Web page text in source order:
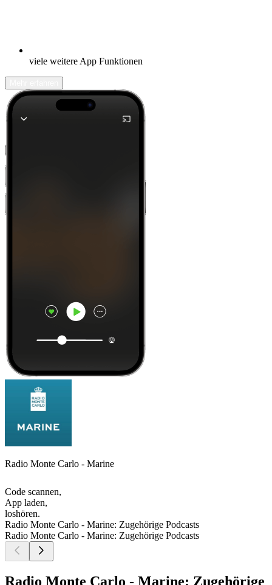
viele weitere App Funktionen
Radio Monte Carlo - Marine
Code scannen,
App laden,
loshören.
Radio Monte Carlo - Marine: Zugehörige Podcasts
Radio Monte Carlo - Marine: Zugehörige Podcasts
Radio Monte Carlo - Marine: Zugehörige